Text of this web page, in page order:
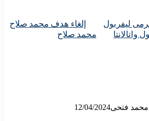
ليفربول
إلغاء هدف محمد صلاح
واتالانتا محمد صلاح
محمد فتحى12/04/2024